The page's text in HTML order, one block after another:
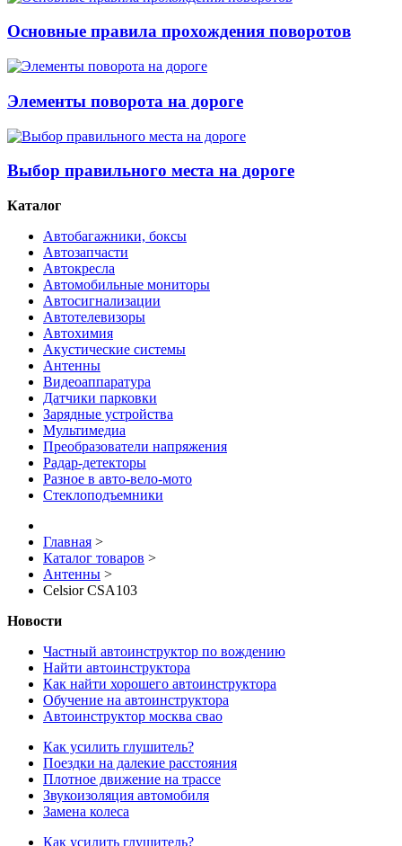
Основные правила прохождения поворотов
Элементы поворота на дороге
Выбор правильного места на дороге
Каталог
Автобагажники, боксы
Автозапчасти
Автокресла
Автомобильные мониторы
Автосигнализации
Автотелевизоры
Автохимия
Акустические системы
Антенны
Видеоаппаратура
Датчики парковки
Зарядные устройства
Мультимедиа
Преобразователи напряжения
Радар-детекторы
Разное в авто-вело-мото
Стеклоподъемники
Главная >
Каталог товаров >
Антенны >
Celsior CSA103
Новости
Частный автоинструктор по вождению
Найти автоинструктора
Как найти хорошего автоинструктора
Обучение на автоинструктора
Автоинструктор москва свао
Как усилить глушитель?
Поездки на далекие расстояния
Плотное движение на трассе
Звукоизоляция автомобиля
Замена колеса
Как усилить глушитель?